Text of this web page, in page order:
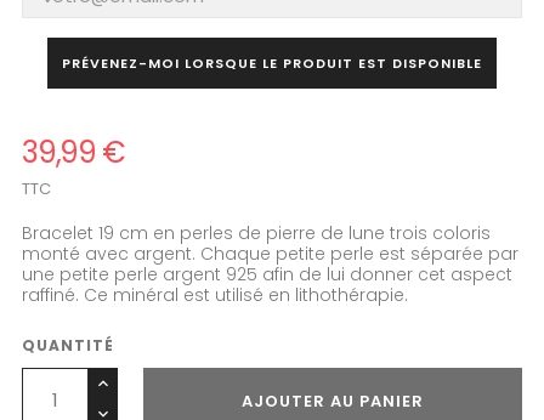
PRÉVENEZ-MOI LORSQUE LE PRODUIT EST DISPONIBLE
39,99 €
TTC
Bracelet 19 cm en perles de pierre de lune trois coloris
monté avec argent. Chaque petite perle est séparée par
une petite perle argent 925 afin de lui donner cet aspect
raffiné. Ce minéral est utilisé en lithothérapie.
QUANTITÉ
AJOUTER AU PANIER